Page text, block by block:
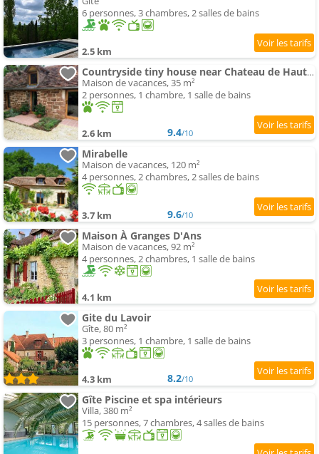
6 personnes, 3 chambres, 2 salles de bains
2.5 km
Countryside tiny house near Chateau de Hautefort
Maison de vacances, 35 m²
2 personnes, 1 chambre, 1 salle de bains
2.6 km 9.4/10
Mirabelle
Maison de vacances, 120 m²
4 personnes, 2 chambres, 2 salles de bains
3.7 km 9.6/10
Maison À Granges D'Ans
Maison de vacances, 92 m²
4 personnes, 2 chambres, 1 salle de bains
4.1 km
Gite du Lavoir
Gîte, 80 m²
3 personnes, 1 chambre, 1 salle de bains
4.3 km 8.2/10
Gîte Piscine et spa intérieurs
Villa, 380 m²
15 personnes, 7 chambres, 4 salles de bains